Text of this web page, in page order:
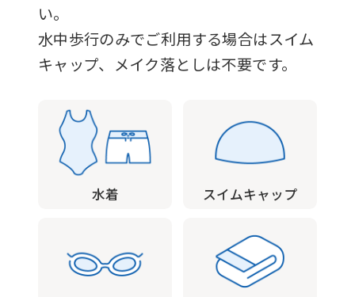
い。
水中歩行のみでご利用する場合はスイム
キャップ、メイク落としは不要です。
水着 スイムキャップ
accurate
translation.
differ
content.